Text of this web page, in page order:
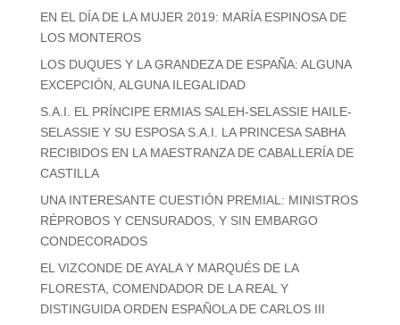
EN EL DÍA DE LA MUJER 2019: MARÍA ESPINOSA DE
LOS MONTEROS
LOS DUQUES Y LA GRANDEZA DE ESPAÑA: ALGUNA
EXCEPCIÓN, ALGUNA ILEGALIDAD
S.A.I. EL PRÍNCIPE ERMIAS SALEH-SELASSIE HAILE-
SELASSIE Y SU ESPOSA S.A.I. LA PRINCESA SABHA
RECIBIDOS EN LA MAESTRANZA DE CABALLERÍA DE
CASTILLA
UNA INTERESANTE CUESTIÓN PREMIAL: MINISTROS
RÉPROBOS Y CENSURADOS, Y SIN EMBARGO
CONDECORADOS
EL VIZCONDE DE AYALA Y MARQUÉS DE LA
FLORESTA, COMENDADOR DE LA REAL Y
DISTINGUIDA ORDEN ESPAÑOLA DE CARLOS III